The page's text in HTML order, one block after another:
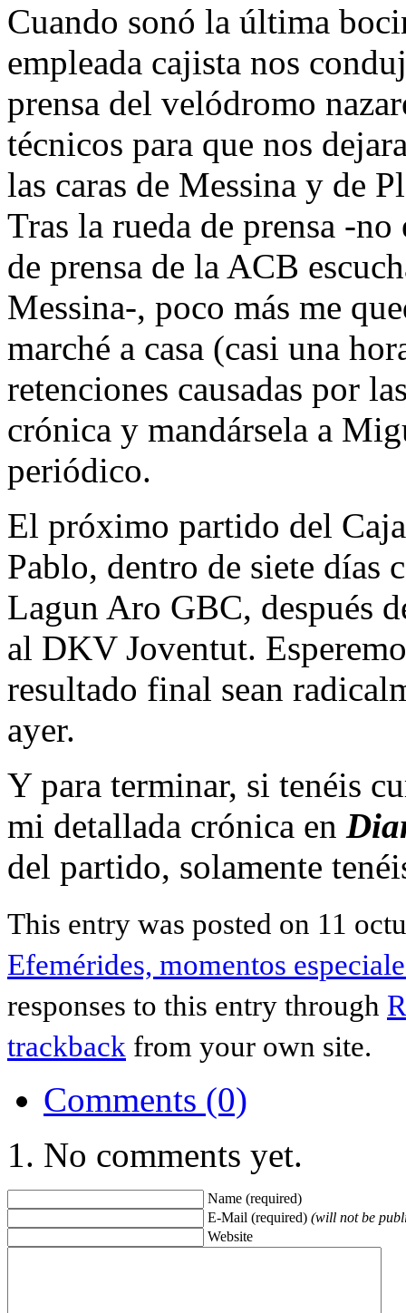
Cuando sonó la última
empleada cajista nos
prensa del velódromo
técnicos para que nos
las caras de Messina y de
Tras la rueda de prensa -no
de prensa de la ACB
Messina-, poco más me
marché a casa (casi una
retenciones causadas por
crónica y mandársela a
periódico.
El próximo partido del
Pablo, dentro de siete días
Lagun Aro GBC, después
al DKV Joventut.
resultado final sean
ayer.
Y para terminar, si tenéis
mi detallada crónica en
del partido, solamente
This entry was posted on 11
Efemérides, momentos
responses to this entry through
trackback from your own site.
Comments (0)
No comments yet.
Name (required)
E-Mail (required) (will not be
Website